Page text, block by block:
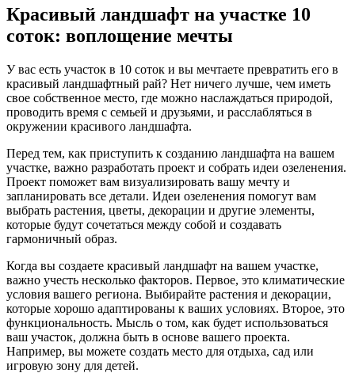
Красивый ландшафт на участке 10
соток: воплощение мечты
У вас есть участок в 10 соток и вы мечтаете превратить его в
красивый ландшафтный рай? Нет ничего лучше, чем иметь
свое собственное место, где можно наслаждаться природой,
проводить время с семьей и друзьями, и расслабляться в
окружении красивого ландшафта.
Перед тем, как приступить к созданию ландшафта на вашем
участке, важно разработать проект и собрать идеи озеленения.
Проект поможет вам визуализировать вашу мечту и
запланировать все детали. Идеи озеленения помогут вам
выбрать растения, цветы, декорации и другие элементы,
которые будут сочетаться между собой и создавать
гармоничный образ.
Когда вы создаете красивый ландшафт на вашем участке,
важно учесть несколько факторов. Первое, это климатические
условия вашего региона. Выбирайте растения и декорации,
которые хорошо адаптированы к ваших условиях. Второе, это
функциональность. Мысль о том, как будет использоваться
ваш участок, должна быть в основе вашего проекта.
Например, вы можете создать место для отдыха, сад или
игровую зону для детей.